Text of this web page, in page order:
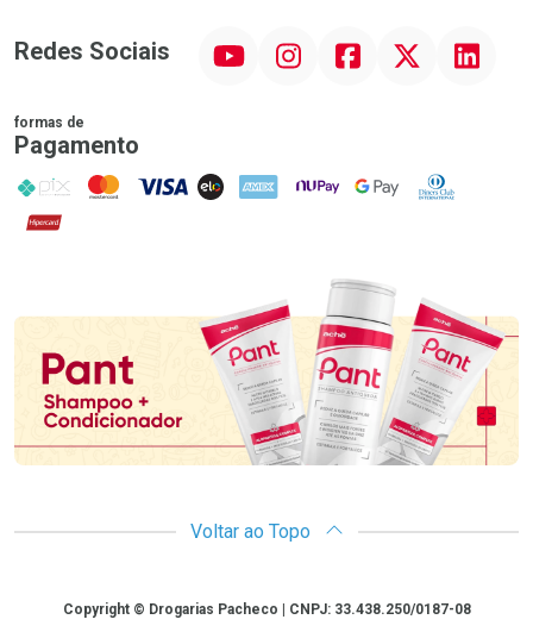
Redes Sociais InstagramFacebook Linkedin
formas de
Pagamento
PIX MasterCard
VISA ELO AMEX NuPay Google PayDiners Club
Hipercard
Promoção em Destaque
Voltar ao Topo
CopyrightCopyright © Drogarias Pacheco | CNPJ: 33.438.250/0187-08